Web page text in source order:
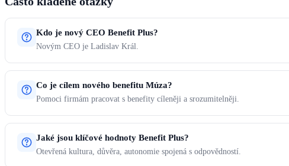
Kdo je nový CEO Benefit Plus?
Novým CEO je Ladislav Král.
Co je cílem nového benefitu Múza?
Pomoci firmám pracovat s benefity cíleněji a srozumitelněji.
Jaké jsou klíčové hodnoty Benefit Plus?
Otevřená kultura, důvěra, autonomie spojená s odpovědností.